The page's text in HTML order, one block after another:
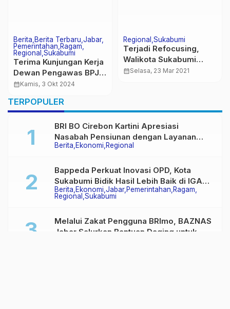
Berita Berita Terbaru Jabar
Pemerintahan Ragam
Regional Sukabumi
Terima Kunjungan Kerja
Dewan Pengawas BPJS
dan DJSN ke UOBK
Ini Yang Dipaparkan
Oleh Pj Wali Kota
calendar_monthKamis, 3 Okt 2024
Regional Sukabumi
Terjadi Refocusing,
Walikota Sukabumi
Minta SKPD Tetap
calendar_monthSelasa, 23 Mar 2021
TERPOPULER
Berita Ekonomi Regional
BRI BO Cirebon Kartini Apresiasi
Nasabah Pensiunan dengan Layanan
Terpadu, Literasi Keuangan hingga
Berita Ekonomi Jabar Pemerintahan Ragam
Regional Sukabumi
Bappeda Perkuat Inovasi OPD, Kota
Sukabumi Bidik Hasil Lebih Baik di IGA
2026
Melalui Zakat Pengguna BRImo, BAZNAS
Jabar Salurkan Bantuan Daging untuk